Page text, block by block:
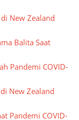
New Zealand
Balita Saat
Pandemi COVID-
New Zealand
Pandemi COVID-